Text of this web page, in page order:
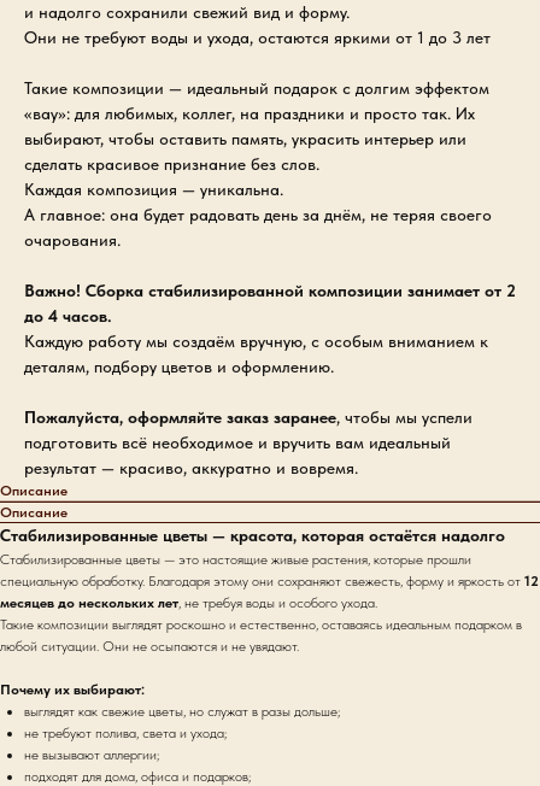
и надолго сохранили свежий вид и форму.
Они не требуют воды и ухода, остаются яркими от 1 до 3 лет
Такие композиции — идеальный подарок с долгим эффектом
«вау»: для любимых, коллег, на праздники и просто так. Их
выбирают, чтобы оставить память, украсить интерьер или
сделать красивое признание без слов.
Каждая композиция — уникальна.
А главное: она будет радовать день за днём, не теряя своего
очарования.
Важно! Сборка стабилизированной композиции занимает от 2
до 4 часов.
Каждую работу мы создаём вручную, с особым вниманием к
деталям, подбору цветов и оформлению.
Пожалуйста, оформляйте заказ заранее, чтобы мы успели
подготовить всё необходимое и вручить вам идеальный
результат — красиво, аккуратно и вовремя.
Описание
Описание
Стабилизированные цветы — красота, которая остаётся надолго
Стабилизированные цветы — это настоящие живые растения, которые прошли
специальную обработку. Благодаря этому они сохраняют свежесть, форму и яркость от 12
месяцев до нескольких лет, не требуя воды и особого ухода.
Такие композиции выглядят роскошно и естественно, оставаясь идеальным подарком в
любой ситуации. Они не осыпаются и не увядают.
Почему их выбирают:
выглядят как свежие цветы, но служат в разы дольше;
не требуют полива, света и ухода;
не вызывают аллергии;
подходят для дома, офиса и подарков;